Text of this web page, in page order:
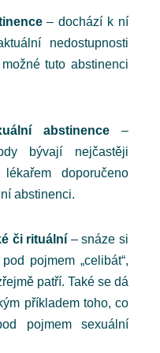
– dochází k ní
nedostupnosti
tuto abstinenci
abstinence –
bývají nejčastěji
doporučeno
abstinenci.
či rituální – snáze si
pojmem „celibát“,
patří. Také se dá
příkladem toho, co
pojmem sexuální